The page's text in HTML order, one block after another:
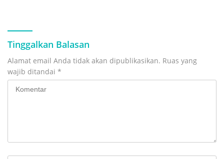
Tinggalkan Balasan
Alamat email Anda tidak akan dipublikasikan. Ruas yang
wajib ditandai *